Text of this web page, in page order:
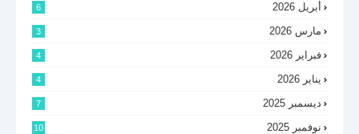
أبريل 2026 6
مارس 2026 3
فبراير 2026 4
يناير 2026 4
ديسمبر 2025 7
نوفمبر 2025 10